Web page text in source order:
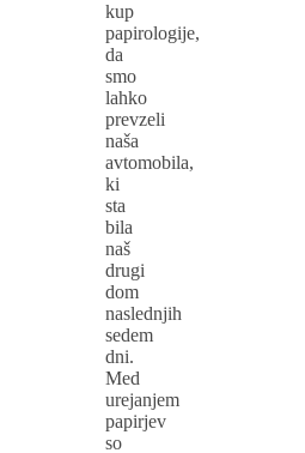
kup
papirologije,
da
smo
lahko
prevzeli
naša
avtomobila,
ki
sta
bila
naš
drugi
dom
naslednjih
sedem
dni.
Med
urejanjem
papirjev
so